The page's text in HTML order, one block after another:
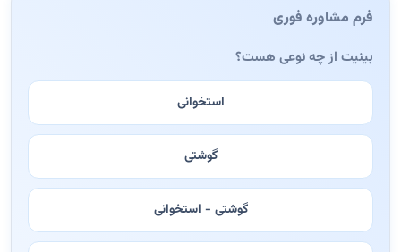
فرم مشاوره فوری
بینیت از چه نوعی هست؟
استخوانی
گوشتی
گوشتی - استخوانی